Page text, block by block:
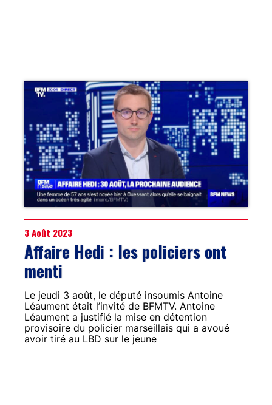
3 Août 2023
Affaire Hedi : les policiers ont
menti
Le jeudi 3 août, le député insoumis Antoine
Léaument était l’invité de BFMTV. Antoine
Léaument a justifié la mise en détention
provisoire du policier marseillais qui a avoué
avoir tiré au LBD sur le jeune